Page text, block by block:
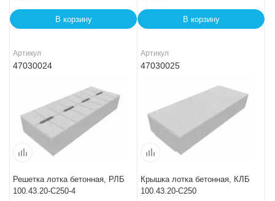
В корзину В корзину
Артикул
47030024
Решетка лотка бетонная, РЛБ
100.43.20-C250-4
Артикул
47030025
Крышка лотка бетонная, КЛБ
100.43.20-C250